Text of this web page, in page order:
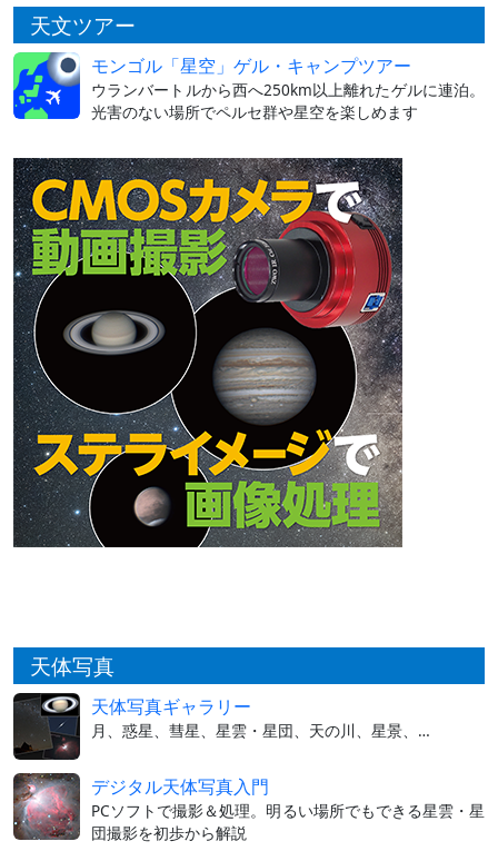
天文ツアー
モンゴル「星空」ゲル・キャンプツアー
ウランバートルから西へ250km以上離れたゲルに連泊。
光害のない場所でペルセ群や星空を楽しめます
天体写真
天体写真ギャラリー
月、惑星、彗星、星雲・星団、天の川、星景、…
デジタル天体写真入門
PCソフトで撮影＆処理。明るい場所でもできる星雲・星
団撮影を初歩から解説